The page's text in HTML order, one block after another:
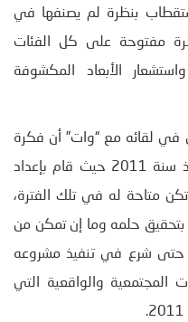
بنظرة لم يصنفها في
مفتوحة على كل الفئات
الأبعاد المكشوفة
لقائه مع “وات” أن فكرة
كتابة السيناريو و الإخراج روادته منذ سنة 2011 حيث قام بإعداد
متاحة له في تلك الفترة،
بتحقيق حلمه وما إن تمكن من
حتى شرع في تنفيذ مشروعه
المجتمعية والواقعية التي